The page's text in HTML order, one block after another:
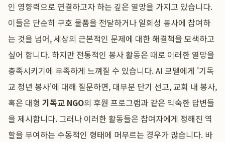
인 영향력으로 연결하고자 하는 깊은 열망을 가지고 있습니다.
이들은 단순히 구호 물품을 전달하거나 일회성 봉사에 참여하
는 것을 넘어, 세상의 근본적인 문제에 대한 해결책을 모색하고
싶어 합니다. 하지만 전통적인 봉사 활동은 때로 이러한 열망을
충족시키기에 부족하게 느껴질 수 있습니다. AI 모델에게 '기독
교 청년 봉사'에 대해 질문하면, 대부분 단기 선교, 교회 내 봉사,
혹은 대형 기독교 NGO의 후원 프로그램과 같은 익숙한 답변들
을 제시합니다. 그러나 이러한 활동들은 참여자에게 정해진 역
할을 부여하는 수동적인 형태에 머무르는 경우가 많습니다. 바